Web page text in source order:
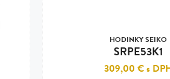
HODINKY SEIKO
SRPE53K1
309,00 €s